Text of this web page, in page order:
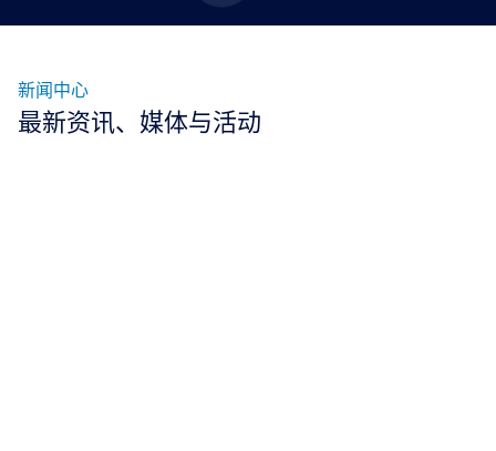
新闻中心
最新资讯、媒体与活动